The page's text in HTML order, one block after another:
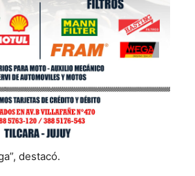
destacó.